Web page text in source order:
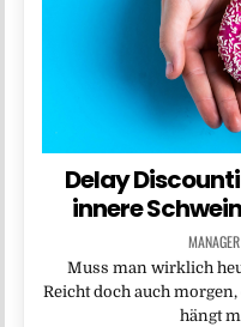
Delay
innere
MANAGER
Muss man wirklich
Reicht doch auch
hängt